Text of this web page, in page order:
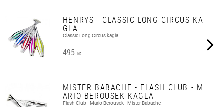
HENRYS - CLASSIC LONG CIRCUS KÄ
GLA
Classic Long Circus kägla
495 KR
MISTER BABACHE - FLASH CLUB - M
ARIO BEROUSEK KÄGLA
Flash Club - Mario Berousek - Mister Babache